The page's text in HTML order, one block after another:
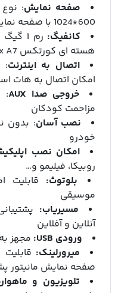
صفحه نمایش
600*1024 با صفحه نمایش کاملا IPS و اندازه 9 اینچی
کانفیگ:
هسته ای کورتکس Cortex A7
اتصال به اینترنت:
امکان اتصال به هات‌
خروجی صدا AUX
:
مزاحمت کودکان
نصب آسان: بدون
خودرو
امکان نصب
روبیکا، فیلیمو و…
بلوتوث: قابلیت
موسیقی
مسیریاب:
آنلاین و آفلاین
ورودی USB:
مجهز به 2 ورودی پورت USB
میرورلینک:
صفحه نمایش مانیتور
تلویزیون و